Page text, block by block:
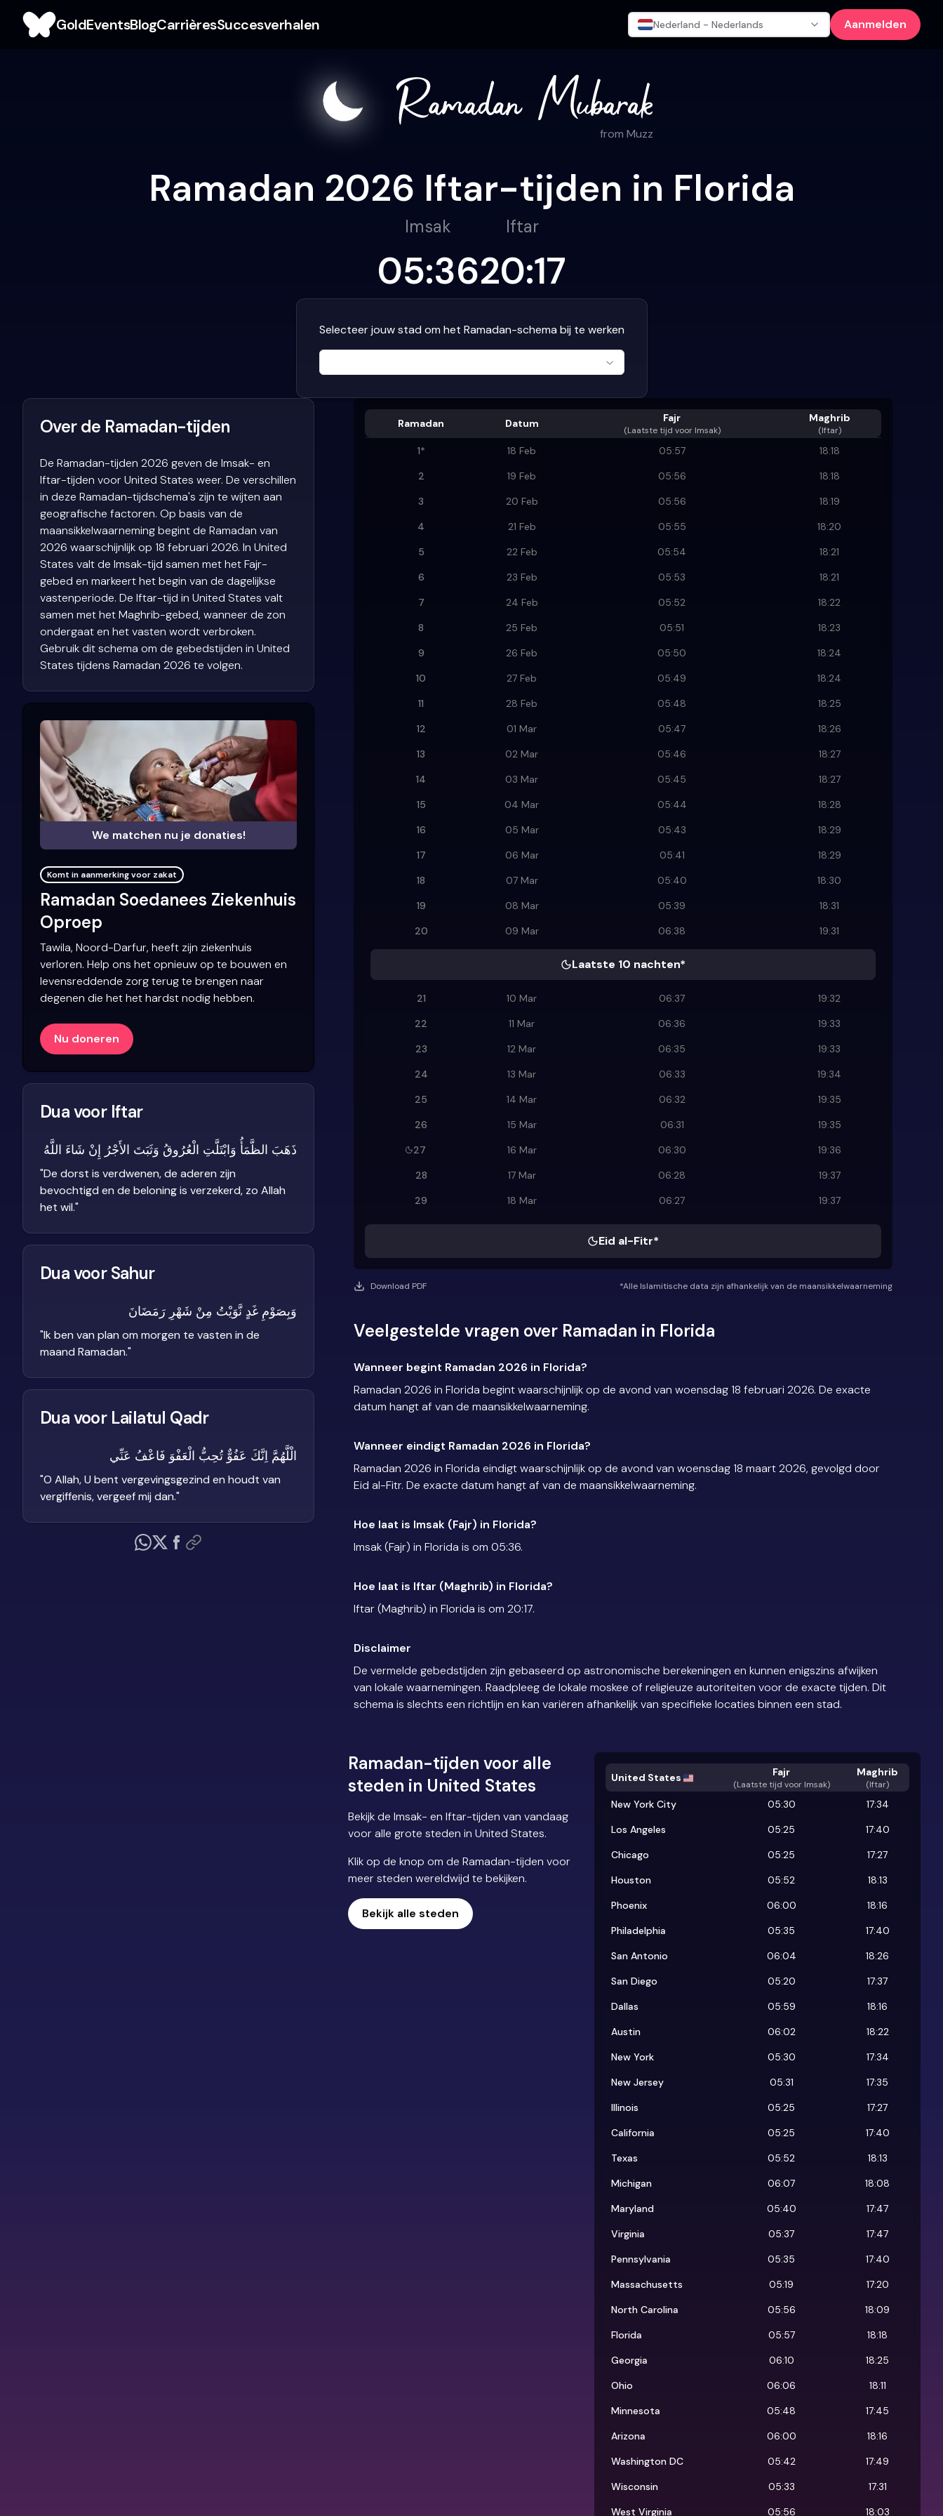
GoldEventsBlogCarrièresSuccesverhalen Nederland - Nederlands Aanmelden
from Muzz
Ramadan 2026 Iftar-tijden in Florida
Imsak
05:36
Iftar
20:17
Selecteer jouw stad om het Ramadan-schema bij te werken
Ramadan Datum Fajr
(Laatste tijd voor Imsak)
Maghrib
(Iftar)
1* 18 Feb 05:57
18:18
2
19 Feb 05:56
18:18
3
20 Feb 05:56
18:19
4
21 Feb 05:55
18:20
5
22 Feb 05:54
18:21
6
23 Feb 05:53
18:21
7
24 Feb 05:52
18:22
8
25 Feb 05:51
18:23
9
26 Feb 05:50
18:24
10
27 Feb 05:49
18:24
11
28 Feb 05:48
18:25
12
01 Mar 05:47
18:26
13
02 Mar 05:46
18:27
14
03 Mar 05:45
18:27
15
04 Mar 05:44
18:28
16
05 Mar 05:43
18:29
17
06 Mar 05:41
18:29
18
07 Mar 05:40
18:30
19
08 Mar 05:39
18:31
20
09 Mar 06:38 19:31
Laatste 10 nachten*
21 10 Mar 06:37
19:32
22
11 Mar 06:36
19:33
23
12 Mar 06:35
19:33
24
13 Mar 06:33
19:34
25
14 Mar 06:32
19:35
26
15 Mar 06:31
19:35
27
16 Mar 06:30
19:36
28
17 Mar 06:28
19:37
29
18 Mar 06:27 19:37
Eid al-Fitr*
Download PDF *Alle Islamitische data zijn afhankelijk van de maansikkelwaarneming
Veelgestelde vragen over Ramadan in Florida
Wanneer begint Ramadan 2026 in Florida?
Ramadan 2026 in Florida begint waarschijnlijk op de avond van woensdag 18 februari 2026. De exacte
datum hangt af van de maansikkelwaarneming.
Wanneer eindigt Ramadan 2026 in Florida?
Ramadan 2026 in Florida eindigt waarschijnlijk op de avond van woensdag 18 maart 2026, gevolgd door
Eid al-Fitr. De exacte datum hangt af van de maansikkelwaarneming.
Hoe laat is Imsak (Fajr) in Florida?
Imsak (Fajr) in Florida is om 05:36.
Hoe laat is Iftar (Maghrib) in Florida?
Iftar (Maghrib) in Florida is om 20:17.
Disclaimer
De vermelde gebedstijden zijn gebaseerd op astronomische berekeningen en kunnen enigszins afwijken
van lokale waarnemingen. Raadpleeg de lokale moskee of religieuze autoriteiten voor de exacte tijden. Dit
schema is slechts een richtlijn en kan variëren afhankelijk van specifieke locaties binnen een stad.
Ramadan-tijden voor alle
steden in United States
Bekijk de Imsak- en Iftar-tijden van vandaag
voor alle grote steden in United States.
Klik op de knop om de Ramadan-tijden voor
meer steden wereldwijd te bekijken.
Bekijk alle steden
United States Fajr
(Laatste tijd voor Imsak)
Maghrib
(Iftar)
New York City 05:30
17:34
Los Angeles
05:25
17:40
Chicago
05:25
17:27
Houston
05:52
18:13
Phoenix
06:00
18:16
Philadelphia
05:35
17:40
San Antonio
06:04
18:26
San Diego
05:20
17:37
Dallas
05:59
18:16
Austin
06:02
18:22
New York
05:30
17:34
New Jersey
05:31
17:35
Illinois
05:25
17:27
California
05:25
17:40
Texas
05:52
18:13
Michigan
06:07
18:08
Maryland
05:40
17:47
Virginia
05:37
17:47
Pennsylvania
05:35
17:40
Massachusetts
05:19
17:20
North Carolina
05:56
18:09
Florida
05:57
18:18
Georgia
06:10
18:25
Ohio
06:06
18:11
Minnesota
05:48
17:45
Arizona
06:00
18:16
Washington DC
05:42
17:49
Wisconsin
05:33
17:31
West Virginia
05:56 18:03
Over de Ramadan-tijden
De Ramadan-tijden 2026 geven de Imsak- en
Iftar-tijden voor United States weer. De verschillen
in deze Ramadan-tijdschema's zijn te wijten aan
geografische factoren. Op basis van de
maansikkelwaarneming begint de Ramadan van
2026 waarschijnlijk op 18 februari 2026. In United
States valt de Imsak-tijd samen met het Fajr-
gebed en markeert het begin van de dagelijkse
vastenperiode. De Iftar-tijd in United States valt
samen met het Maghrib-gebed, wanneer de zon
ondergaat en het vasten wordt verbroken.
Gebruik dit schema om de gebedstijden in United
States tijdens Ramadan 2026 te volgen.
We matchen nu je donaties!
Komt in aanmerking voor zakat
Ramadan Soedanees Ziekenhuis
Oproep
Tawila, Noord-Darfur, heeft zijn ziekenhuis
verloren. Help ons het opnieuw op te bouwen en
levensreddende zorg terug te brengen naar
degenen die het het hardst nodig hebben.
Nu doneren
Dua voor Iftar
ذَهَبَ الظَّمَأُ وَابْتَلَّتِ الْعُرُوقُ وَثَبَتَ الأَجْرُ إِنْ شَاءَ اللَّهُ
"De dorst is verdwenen, de aderen zijn
bevochtigd en de beloning is verzekerd, zo Allah
het wil."
Dua voor Sahur
وَبِصَوْمِ غَدٍ نَّوَيْتُ مِنْ شَهْرِ رَمَضَانَ
"Ik ben van plan om morgen te vasten in de
maand Ramadan."
Dua voor Lailatul Qadr
الْلَّهُمَّ اِنَّكَ عَفُوٌّ تُحِبُّ الْعَفْوَ فَاعْفُ عَنِّي
"O Allah, U bent vergevingsgezind en houdt van
vergiffenis, vergeef mij dan."